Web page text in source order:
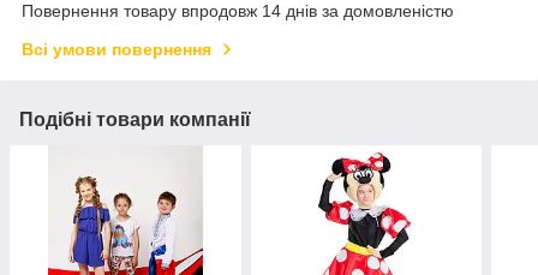
Повернення товару впродовж 14 днів за домовленістю
Всі умови повернення
Подібні товари компанії